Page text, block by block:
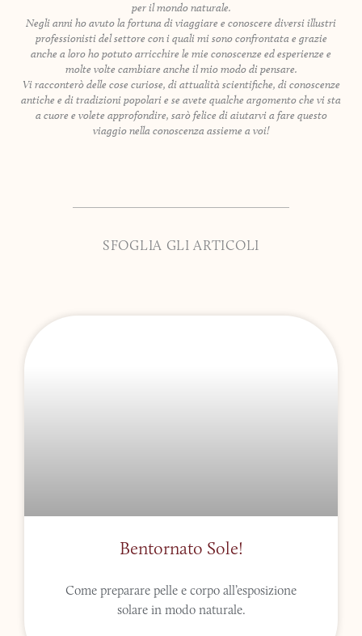
per il mondo naturale.
Negli anni ho avuto la fortuna di viaggiare e conoscere diversi illustri
professionisti del settore con i quali mi sono confrontata e grazie
anche a loro ho potuto arricchire le mie conoscenze ed esperienze e
molte volte cambiare anche il mio modo di pensare.
Vi racconterò delle cose curiose, di attualità scientifiche, di conoscenze
antiche e di tradizioni popolari e se avete qualche argomento che vi sta
a cuore e volete approfondire, sarò felice di aiutarvi a fare questo
viaggio nella conoscenza assieme a voi!
SFOGLIA GLI ARTICOLI
Bentornato Sole!
Come preparare pelle e corpo all’esposizione
solare in modo naturale.